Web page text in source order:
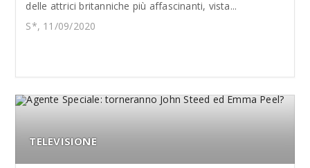
delle attrici britanniche più affascinanti, vista...
S*, 11/09/2020
TELEVISIONE